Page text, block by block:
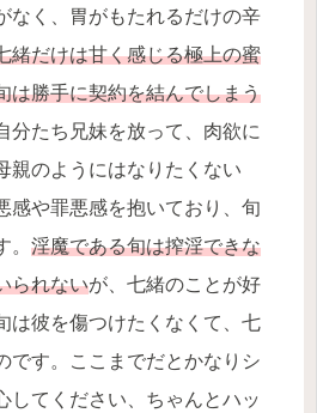
なく、胃がもたれるだけの辛
緒だけは甘く感じる極上の蜜
は勝手に契約を結んでしまう
分たち兄妹を放って、肉欲に
親のようにはなりたくない
感や罪悪感を抱いており、旬
淫魔である旬は搾淫できな
られないが、七緒のことが好
は彼を傷つけたくなくて、七
です。ここまでだとかなりシ
てください、ちゃんとハッ